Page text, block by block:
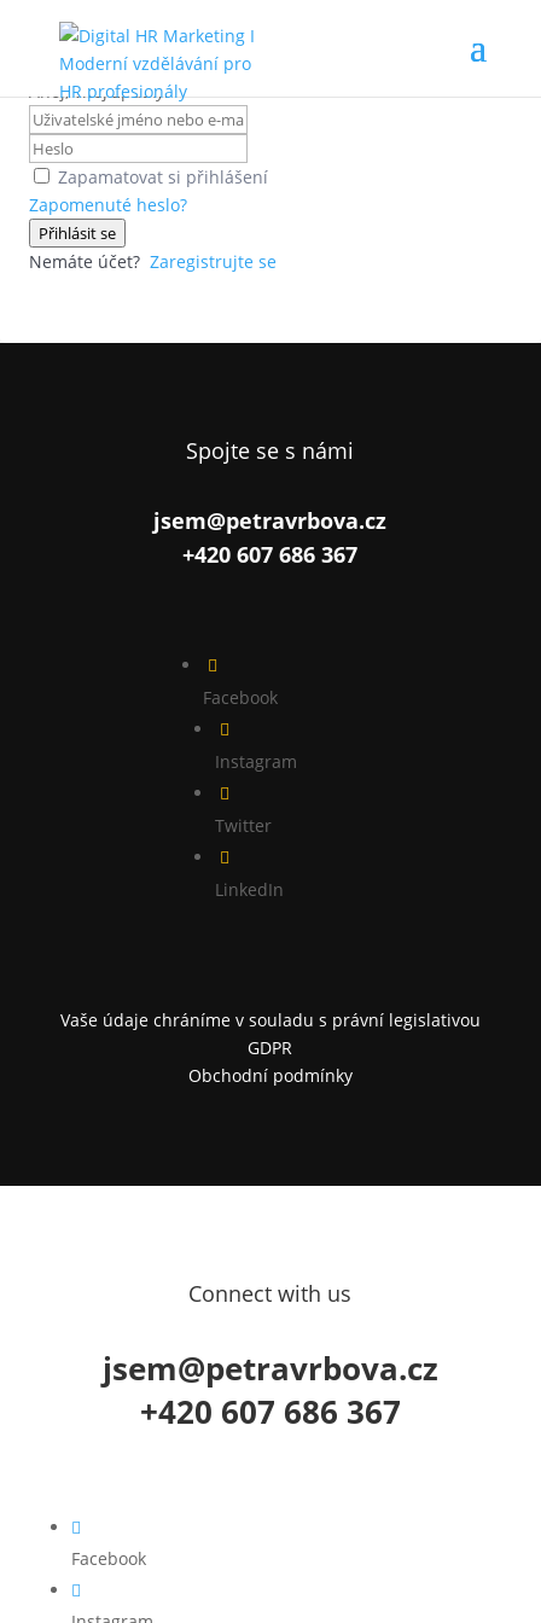
Ahoj, vítej zpátky!
Zapamatovat si přihlášení
Zapomenuté heslo?
Přihlásit se
Nemáte účet? Zaregistrujte se
Spojte se s námi
jsem@petravrbova.cz
+420 607 686 367

Facebook

Instagram

Twitter

LinkedIn
Vaše údaje chráníme v souladu s právní legislativou
GDPR
Obchodní podmínky
Connect with us
jsem@petravrbova.cz
+420 607 686 367

Facebook
